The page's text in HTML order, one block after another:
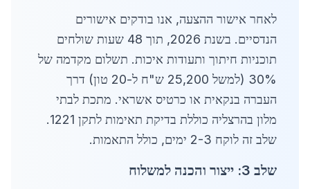
לאחר אישור ההצעה, אנו בודקים אישורים
הנדסיים. בשנת 2026, תוך 48 שעות שולחים
תוכניות חיתוך ותעודות איכות. תשלום מקדמה של
30% (למשל 25,200 ש"ח ל-20 טון) דרך
העברה בנקאית או כרטיס אשראי. מתכת לבתי
מלון בהרצליה כוללת בדיקת תאימות לתקן 1221.
שלב זה לוקח 2-3 ימים, כולל התאמות.
שלב 3: ייצור והכנה למשלוח